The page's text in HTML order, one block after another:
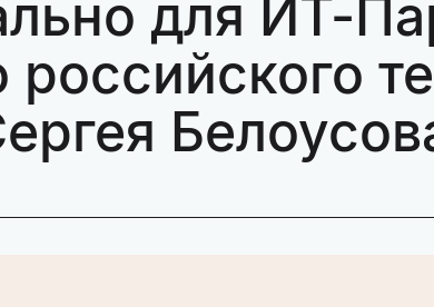
для ИТ-
российского